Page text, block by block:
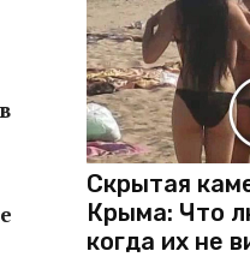
Скрытая
Крыма: Что
когда их не